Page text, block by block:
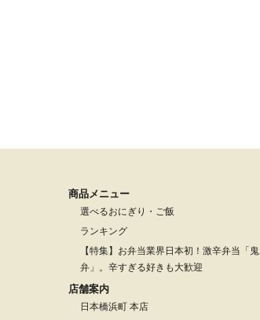
商品メニュー
選べるおにぎり・ご飯
ランキング
【特集】お弁当業界日本初！激辛弁当「鬼
弁」。辛すぎる好きも大歓迎
店舗案内
日本橋浜町 本店